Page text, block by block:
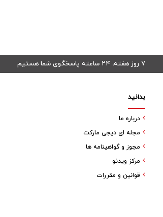
۷ روز هفته، ۲۴ ساعته پاسخگوی شما هستیم
بدانید
درباره ما
مجله ای دیجی مارکت
مجوز و گواهینامه ها
مرکز ویدئو
قوانین و مقررات